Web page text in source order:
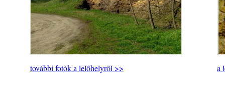
további fotók a lelőhelyről >> a